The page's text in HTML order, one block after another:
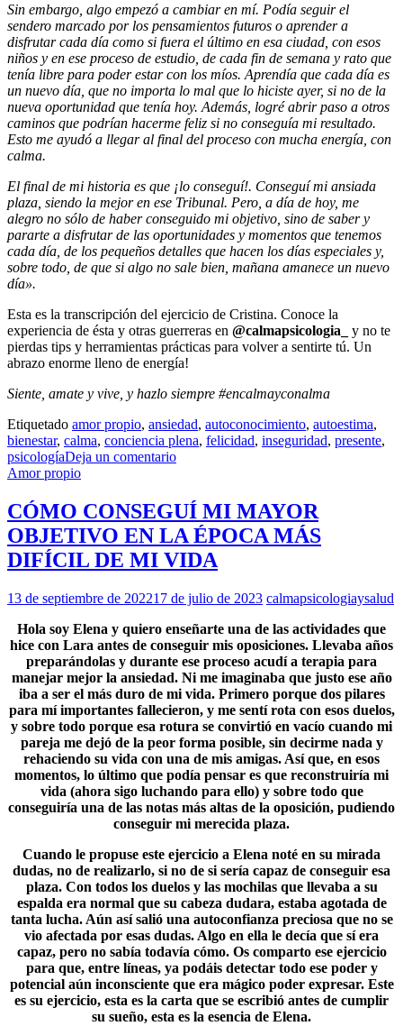
Sin embargo, algo empezó a cambiar en mí. Podía seguir el
sendero marcado por los pensamientos futuros o aprender a
disfrutar cada día como si fuera el último en esa ciudad, con esos
niños y en ese proceso de estudio, de cada fin de semana y rato que
tenía libre para poder estar con los míos. Aprendía que cada día es
un nuevo día, que no importa lo mal que lo hiciste ayer, si no de la
nueva oportunidad que tenía hoy. Además, logré abrir paso a otros
caminos que podrían hacerme feliz si no conseguía mi resultado.
Esto me ayudó a llegar al final del proceso con mucha energía, con
calma.
El final de mi historia es que ¡lo conseguí!. Conseguí mi ansiada
plaza, siendo la mejor en ese Tribunal. Pero, a día de hoy, me
alegro no sólo de haber conseguido mi objetivo, sino de saber y
pararte a disfrutar de las oportunidades y momentos que tenemos
cada día, de los pequeños detalles que hacen los días especiales y,
sobre todo, de que si algo no sale bien, mañana amanece un nuevo
día».
Esta es la transcripción del ejercicio de Cristina. Conoce la
experiencia de ésta y otras guerreras en @calmapsicologia_
y no te
pierdas tips y herramientas prácticas para volver a sentirte tú. Un
abrazo enorme lleno de energía!
Siente, amate y vive, y hazlo siempre #encalmayconalma
Etiquetado amor propio, ansiedad, autoconocimiento, autoestima,
bienestar, calma, conciencia plena, felicidad, inseguridad, presente,
psicologíaDeja un comentario
Amor propio
CÓMO CONSEGUÍ MI MAYOR
OBJETIVO EN LA ÉPOCA MÁS
DIFÍCIL DE MI VIDA
13 de septiembre de 202217 de julio de 2023 calmapsicologiaysalud
Hola soy Elena y quiero enseñarte una de las actividades que
hice con Lara antes de conseguir mis oposiciones. Llevaba años
preparándolas y durante ese proceso acudí a terapia para
manejar mejor la ansiedad. Ni me imaginaba que justo ese año
iba a ser el más duro de mi vida. Primero porque dos pilares
para mí importantes fallecieron, y me sentí rota con esos duelos,
y sobre todo porque esa rotura se convirtió en vacío cuando mi
pareja me dejó de la peor forma posible, sin decirme nada y
rehaciendo su vida con una de mis amigas. Así que, en esos
momentos, lo último que podía pensar es que reconstruiría mi
vida (ahora sigo luchando para ello) y sobre todo que
conseguiría una de las notas más altas de la oposición, pudiendo
conseguir mi merecida plaza.
Cuando le propuse este ejercicio a Elena noté en su mirada
dudas, no de realizarlo, si no de si sería capaz de conseguir esa
plaza. Con todos los duelos y las mochilas que llevaba a su
espalda era normal que su cabeza dudara, estaba agotada de
tanta lucha. Aún así salió una autoconfianza preciosa que no se
vio afectada por esas dudas. Algo en ella le decía que sí era
capaz, pero no sabía todavía cómo. Os comparto ese ejercicio
para que, entre líneas, ya podáis detectar todo ese poder y
potencial aún inconsciente que era mágico poder expresar. Este
es su ejercicio, esta es la carta que se escribió antes de cumplir
su sueño, esta es la esencia de Elena.